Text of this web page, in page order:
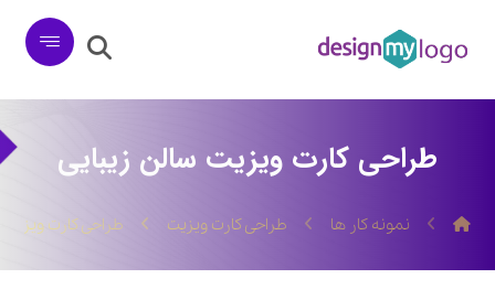
طراحی کارت ویزیت سالن زیبایی
نمونه کار ها طراحی کارت ویزیت طراحی کارت ویزیت